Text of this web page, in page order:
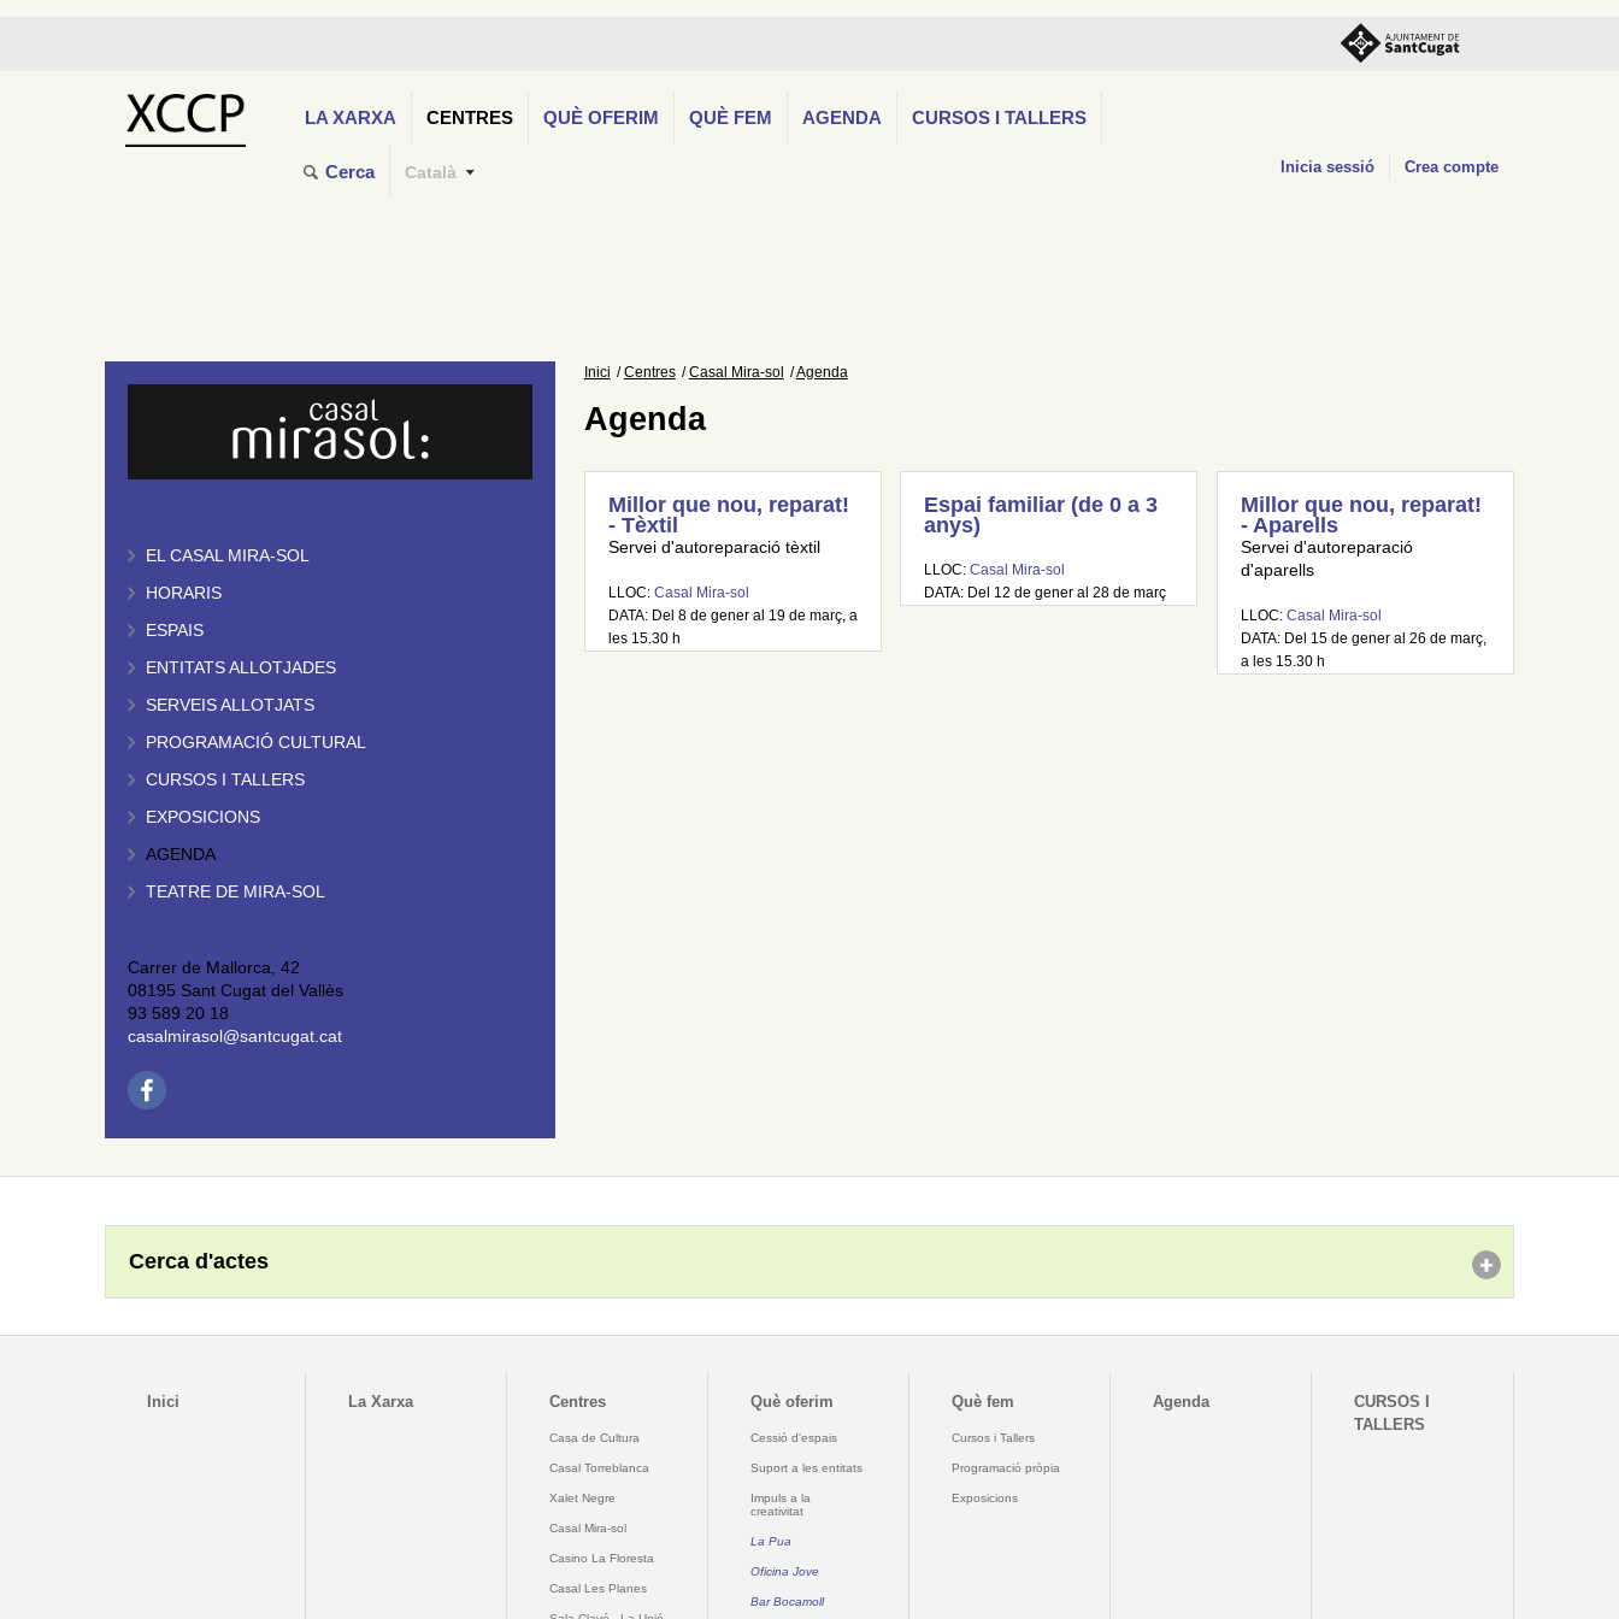
LA XARXA CENTRES QUÈ OFERIM QUÈ FEM AGENDA CURSOS I TALLERS
Cerca Català Inicia sessió Crea compte
EL CASAL MIRA-SOL
HORARIS
ESPAIS
ENTITATS ALLOTJADES
SERVEIS ALLOTJATS
PROGRAMACIÓ CULTURAL
CURSOS I TALLERS
EXPOSICIONS
AGENDA
TEATRE DE MIRA-SOL
Carrer de Mallorca, 42
08195 Sant Cugat del Vallès
93 589 20 18
casalmirasol@santcugat.cat
Inici Centres Casal Mira-sol Agenda
Agenda
Millor que nou, reparat!
- Tèxtil
Servei d'autoreparació tèxtil
LLOC: Casal Mira-sol
DATA: Del 8 de gener al 19 de març, a
les 15.30 h
Espai familiar (de 0 a 3
anys)
LLOC:Casal Mira-sol
DATA: Del 12 de gener al 28 de març
Millor que nou, reparat!
- Aparells
Servei d'autoreparació
d'aparells
LLOC: Casal Mira-sol
DATA: Del 15 de gener al 26 de març,
a les 15.30 h
Cerca d'actes
Inici La Xarxa Centres
Casa de Cultura
Casal Torreblanca
Xalet Negre
Casal Mira-sol
Casino La Floresta
Casal Les Planes
Què oferim
Cessió d'espais
Suport a les entitats
Impuls a la
creativitat
La Pua
Oficina Jove
Bar Bocamoll
Què fem
Cursos i Tallers
Programació pròpia
Exposicions
Agenda
CURSOS I
TALLERS